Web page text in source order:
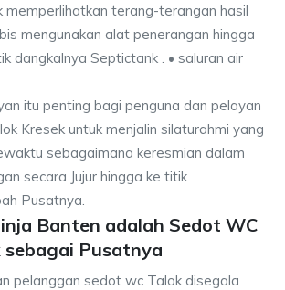
memperlihatkan terang-terangan hasil
mengunakan alat penerangan hingga
dangkalnya Septictank . • saluran air
itu penting bagi penguna dan pelayan
Kresek untuk menjalin silaturahmi yang
sebagaimana keresmian dalam
secara Jujur hingga ke titik
Pusatnya.
Banten adalah Sedot WC
sebagai Pusatnya
pelanggan sedot wc Talok disegala